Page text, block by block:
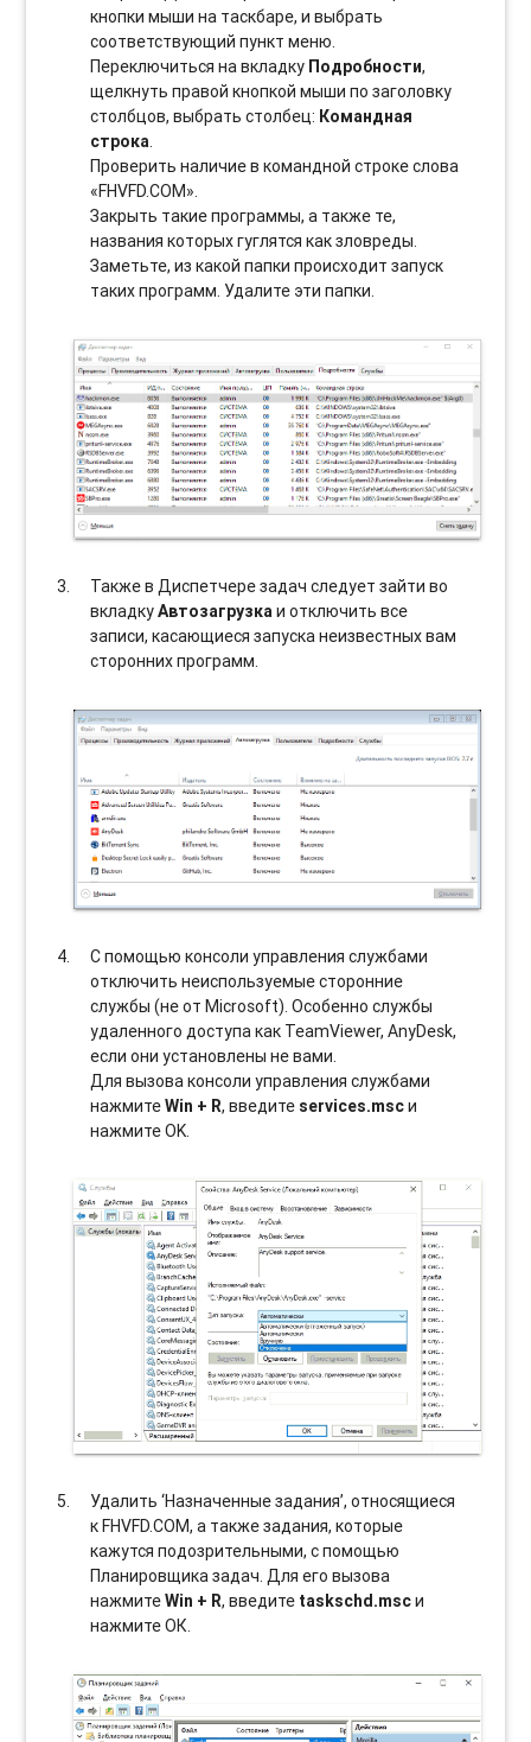
кнопки мыши на таскбаре, и выбрать
соотвeтствующий пункт меню.
Переключиться на вкладку Подробности,
щелкнуть правой кнопкой мыши по заголовку
столбцов, выбрать столбец: Командная
строка.
Проверить наличие в командной строке слова
«FHVFD.COM».
Закрыть такие программы, а также те,
названия которых гуглятся как зловреды.
Заметьте, из какой папки происходит запуск
таких программ. Удалите эти папки.
Также в Диспетчере задач следует зайти во
вкладкуАвтозагрузкаи отключить все
записи, касающиеся запуска неизвестных вам
сторонних программ.
С помощью консоли управления службами
отключить неиспользуемые сторонние
службы (не от Microsoft). Особенно службы
удаленного доступа как TeamViewer, AnyDesk,
если они установлены не вами.
Для вызова консоли управления службами
нажмитеWin + R, введите services.mscи
нажмите OK.
Удалить ‘Назначенные задания’, относящиеся
к FHVFD.COM, а также задания, которые
кажутся подозрительными, с помощью
Планировщика задач. Для его вызова
нажмитеWin + R, введите taskschd.mscи
нажмите ОК.